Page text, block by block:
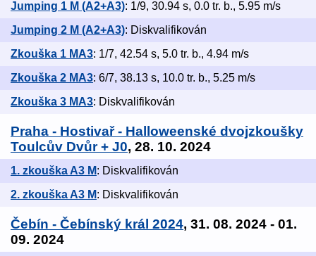
Jumping 1 M (A2+A3): 1/9, 30.94 s, 0.0 tr. b., 5.95 m/s
Jumping 2 M (A2+A3): Diskvalifikován
Zkouška 1 MA3: 1/7, 42.54 s, 5.0 tr. b., 4.94 m/s
Zkouška 2 MA3: 6/7, 38.13 s, 10.0 tr. b., 5.25 m/s
Zkouška 3 MA3: Diskvalifikován
Praha - Hostivař - Halloweenské dvojzkoušky
Toulcův Dvůr + J0, 28. 10. 2024
1. zkouška A3 M: Diskvalifikován
2. zkouška A3 M: Diskvalifikován
Čebín - Čebínský král 2024, 31. 08. 2024 - 01.
09. 2024